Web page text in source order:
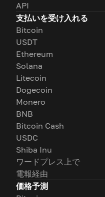
API
支払いを受け入れる
Bitcoin
USDT
Ethereum
Solana
Litecoin
Dogecoin
Monero
BNB
Bitcoin Cash
USDC
Shiba Inu
ワードプレス上で
電報経由
価格予測